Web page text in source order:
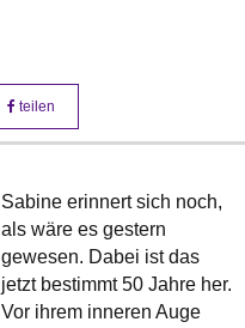
teilen
Sabine erinnert sich noch,
als wäre es gestern
gewesen. Dabei ist das
jetzt bestimmt 50 Jahre her.
Vor ihrem inneren Auge